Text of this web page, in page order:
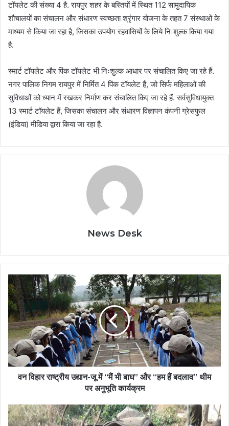
टॉयलेट की संख्या 4 है. रायपुर शहर के बस्तियों में स्थित 112 सामुदायिक
शौचालयों का संचालन और संधारण स्वच्छता श्रृंगार योजना के तहत 7 संस्थाओं के
माध्यम से किया जा रहा है, जिसका उपयोग रहवासियों के लिये निःशुल्क किया गया
है.
स्मार्ट टॉयलेट और पिंक टॉयलेट भी निःशुल्क आधार पर संचालित किए जा रहे हैं.
नगर पालिक निगम रायपुर में निर्मित 4 पिंक टॉयलेट हैं, जो सिर्फ महिलाओं की
सुविधाओं को ध्यान में रखकर निर्माण कर संचालित किए जा रहे हैं. सर्वसुविधायुक्त
13 स्मार्ट टॉयलेट हैं, जिसका संचालन और संधारण विज्ञापन कंपनी ग्रेसफुल
(इंडिया) मीडिया द्वारा किया जा रहा है.
News Desk
वन विहार राष्ट्रीय उद्यान-जू में “मैं भी बाघ’’ और “हम हैं बदलाव’’ थीम
पर अनुभूति कार्यक्रम